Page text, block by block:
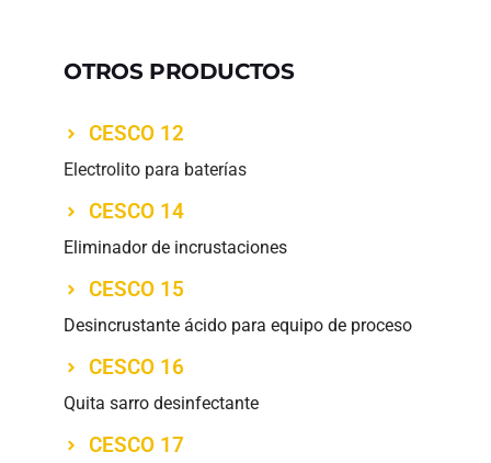
OTROS PRODUCTOS
CESCO 12
Electrolito para baterías
CESCO 14
Eliminador de incrustaciones
CESCO 15
Desincrustante ácido para equipo de proceso
CESCO 16
Quita sarro desinfectante
CESCO 17